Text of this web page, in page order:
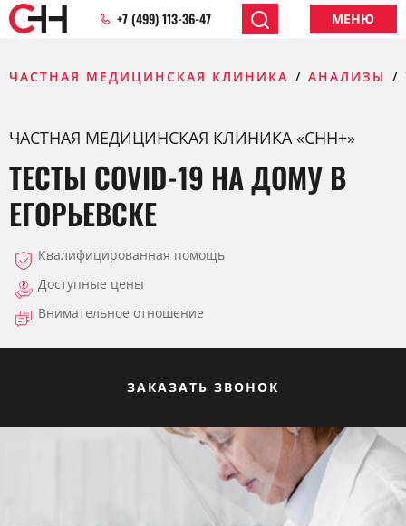
+7 (499) 113-36-47 МЕНЮ
ЧАСТНАЯ МЕДИЦИНСКАЯ КЛИНИКА АНАЛИЗЫ
ЧАСТНАЯ МЕДИЦИНСКАЯ КЛИНИКА «CHH+»
ТЕСТЫ COVID-19 НА ДОМУ В
ЕГОРЬЕВСКЕ
Квалифицированная помощь
Доступные цены
Внимательное отношение
ЗАКАЗАТЬ ЗВОНОК